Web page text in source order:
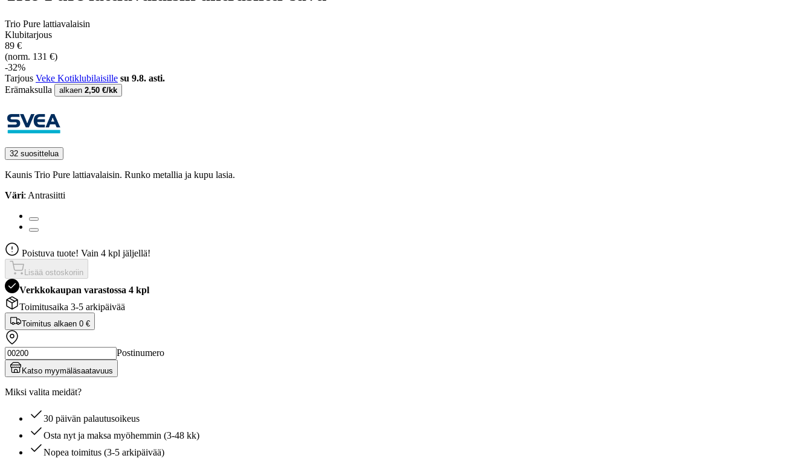
Trio Pure lattiavalaisin
Klubitarjous
89 €
(norm. 131 €)
-32%
Tarjous Veke Kotiklubilaisille su 9.8. asti.
Erämaksulla
alkaen 2,50 €/kk
32 suosittelua
Kaunis Trio Pure lattiavalaisin. Runko metallia ja kupu lasia.
Väri: Antrasiitti
Poistuva tuote! Vain 4 kpl jäljellä!
Lisää ostoskoriin
Verkkokaupan varastossa 4 kpl
Toimitusaika 3-5 arkipäivää
Toimitus alkaen 0 €
Postinumero
Katso myymäläsaatavuus
Miksi valita meidät?
30 päivän palautusoikeus
Osta nyt ja maksa myöhemmin (3-48 kk)
Nopea toimitus (3-5 arkipäivää)